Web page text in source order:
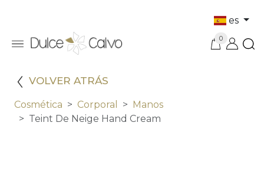
es
0
VOLVER ATRÁS
Cosmética Corporal
Manos
Teint De Neige Hand Cream